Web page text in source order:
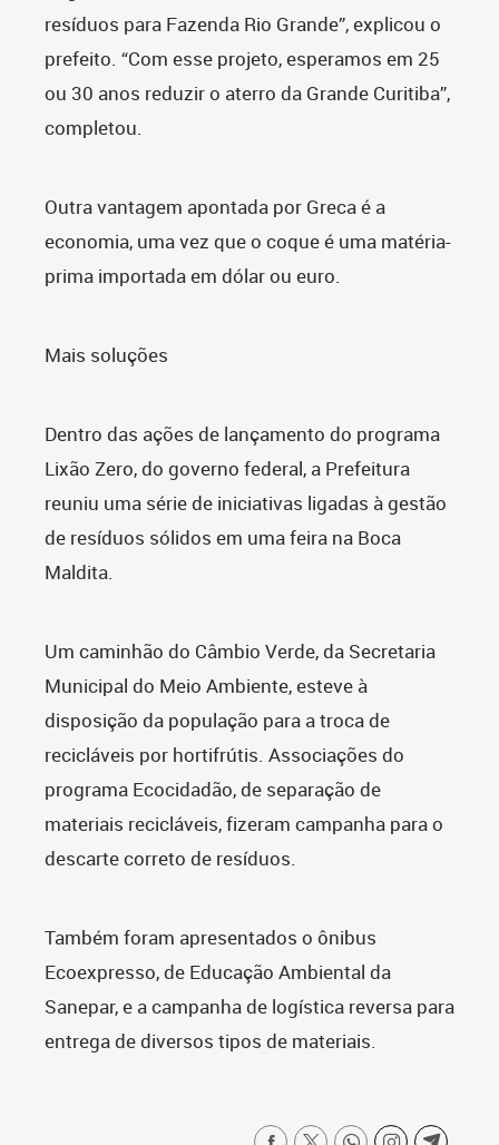
resíduos para Fazenda Rio Grande”, explicou o
prefeito. “Com esse projeto, esperamos em 25
ou 30 anos reduzir o aterro da Grande Curitiba”,
completou.
Outra vantagem apontada por Greca é a
economia, uma vez que o coque é uma matéria-
prima importada em dólar ou euro.
Mais soluções
Dentro das ações de lançamento do programa
Lixão Zero, do governo federal, a Prefeitura
reuniu uma série de iniciativas ligadas à gestão
de resíduos sólidos em uma feira na Boca
Maldita.
Um caminhão do Câmbio Verde, da Secretaria
Municipal do Meio Ambiente, esteve à
disposição da população para a troca de
recicláveis por hortifrútis. Associações do
programa Ecocidadão, de separação de
materiais recicláveis, fizeram campanha para o
descarte correto de resíduos.
Também foram apresentados o ônibus
Ecoexpresso, de Educação Ambiental da
Sanepar, e a campanha de logística reversa para
entrega de diversos tipos de materiais.